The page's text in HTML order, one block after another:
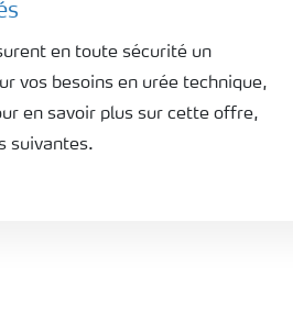
en toute sécurité un
vos besoins en urée technique,
en savoir plus sur cette offre,
suivantes.